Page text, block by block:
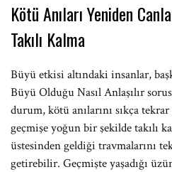
Kötü Anıları Yeniden
Takılı Kalma
Büyü etkisi altındaki insanlar,
Büyü Olduğu Nasıl Anlaşılır
durum, kötü anılarını sıkça
geçmişe yoğun bir şekilde takılı
üstesinden geldiği travmalarını
getirebilir. Geçmişte yaşadığı